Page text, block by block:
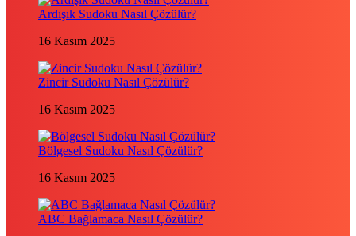
Ardışık Sudoku Nasıl Çözülür?
16 Kasım 2025
Zincir Sudoku Nasıl Çözülür?
16 Kasım 2025
Bölgesel Sudoku Nasıl Çözülür?
16 Kasım 2025
ABC Bağlamaca Nasıl Çözülür?